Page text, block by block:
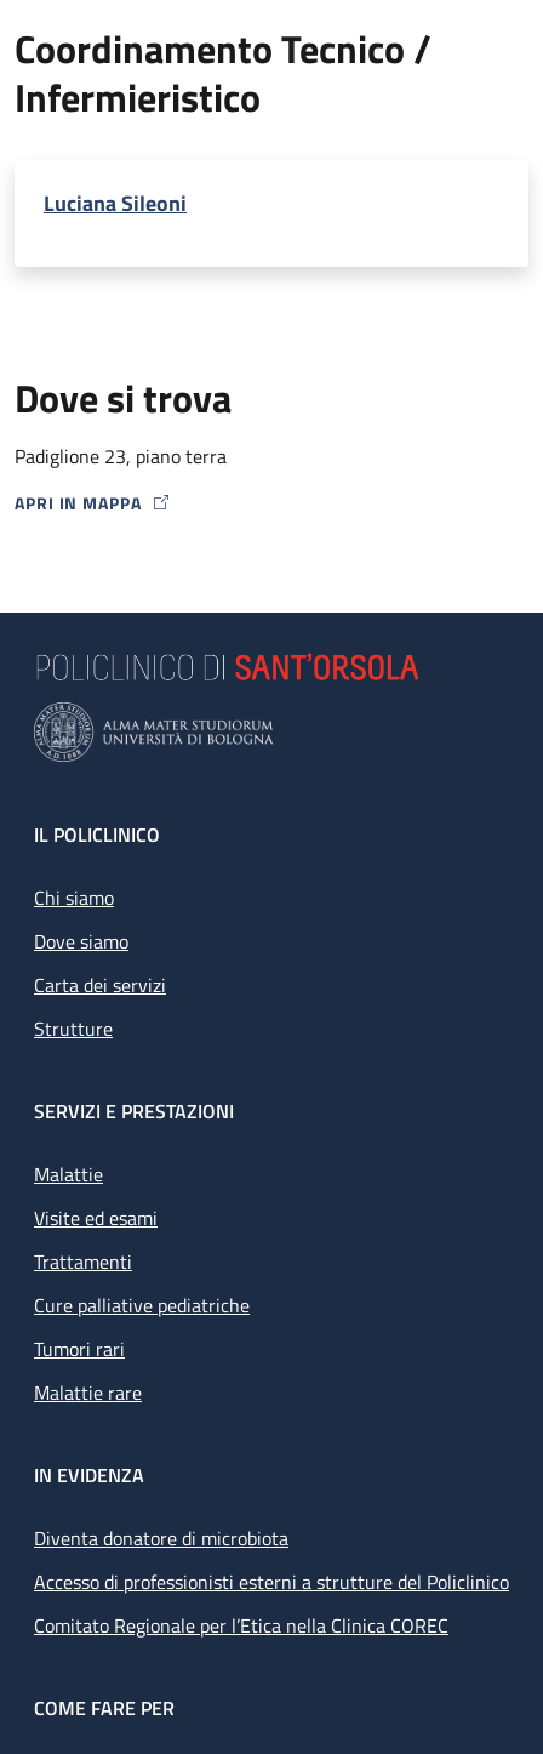
Coordinamento Tecnico /
Infermieristico
Luciana Sileoni
Dove si trova
Padiglione 23, piano terra
APRI IN MAPPA
MAP ICON
Footer
IL POLICLINICO
Chi siamo
Dove siamo
Carta dei servizi
Strutture
SERVIZI E PRESTAZIONI
Malattie
Visite ed esami
Trattamenti
Cure palliative pediatriche
Tumori rari
Malattie rare
IN EVIDENZA
Diventa donatore di microbiota
Accesso di professionisti esterni a strutture del Policlinico
Comitato Regionale per l’Etica nella Clinica COREC
COME FARE PER